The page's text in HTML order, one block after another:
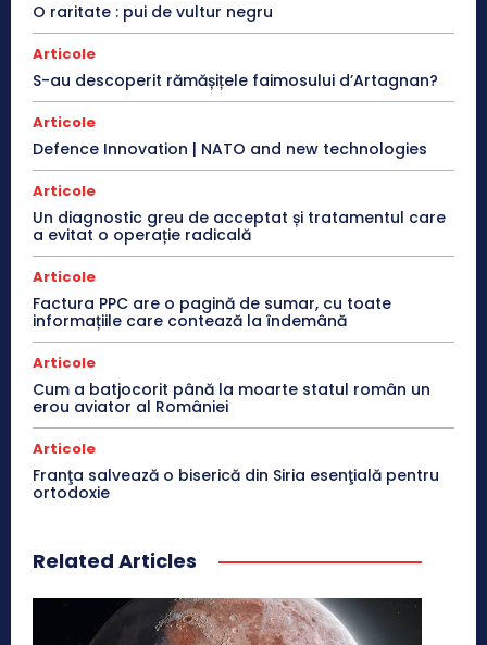
O raritate : pui de vultur negru
Articole
S-au descoperit rămășițele faimosului d’Artagnan?
Articole
Defence Innovation | NATO and new technologies
Articole
Un diagnostic greu de acceptat și tratamentul care
a evitat o operație radicală
Articole
Factura PPC are o pagină de sumar, cu toate
informațiile care contează la îndemână
Articole
Cum a batjocorit până la moarte statul român un
erou aviator al României
Articole
Franţa salvează o biserică din Siria esenţială pentru
ortodoxie
Related Articles